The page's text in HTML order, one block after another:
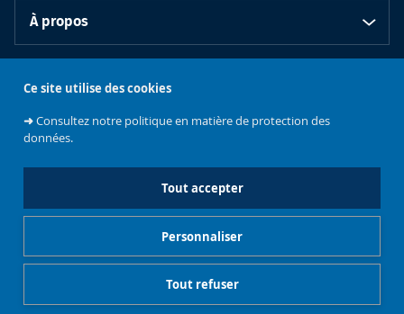
Ce site utilise des cookies
➜Consultez notre politique en matière de protection des
données.
Tout accepter
Tout refuser
Personnaliser
À propos
Bibliothèques
Contacts
stages
Événements
bibliothèques
Mentions légales Gestionnaire de cookies